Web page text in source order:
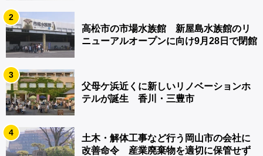
2
高松市の市場水族館 新屋島水族館のリ
ニューアルオープンに向け9月28日で閉館
3
父母ケ浜近くに新しいリノベーションホ
テルが誕生 香川・三豊市
4
土木・解体工事など行う岡山市の会社に
改善命令 産業廃棄物を適切に保管せず